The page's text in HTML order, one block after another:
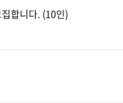
합니다. (10인)